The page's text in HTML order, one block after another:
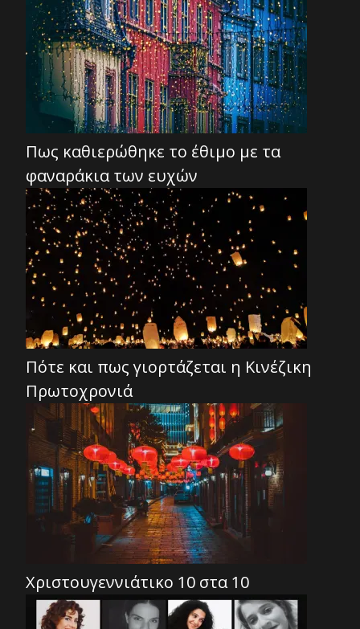
Πως καθιερώθηκε το έθιμο με τα
φαναράκια των ευχών
Πότε και πως γιορτάζεται η Κινέζικη
Πρωτοχρονιά
Χριστουγεννιάτικο 10 στα 10